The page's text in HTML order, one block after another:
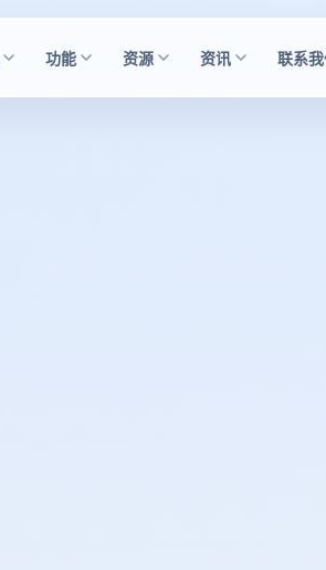
功能 资源 资讯 联系